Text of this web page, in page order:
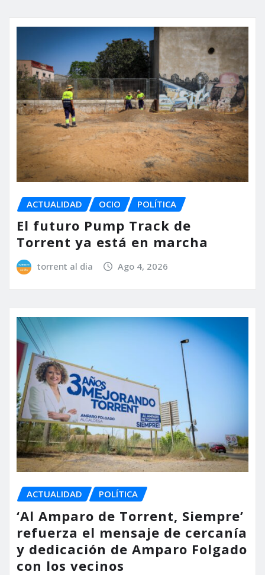
ACTUALIDAD OCIO POLÍTICA
El futuro Pump Track de
Torrent ya está en marcha
torrent al dia Ago 4, 2026
ACTUALIDAD POLÍTICA
‘Al Amparo de Torrent, Siempre’
refuerza el mensaje de cercanía
y dedicación de Amparo Folgado
con los vecinos